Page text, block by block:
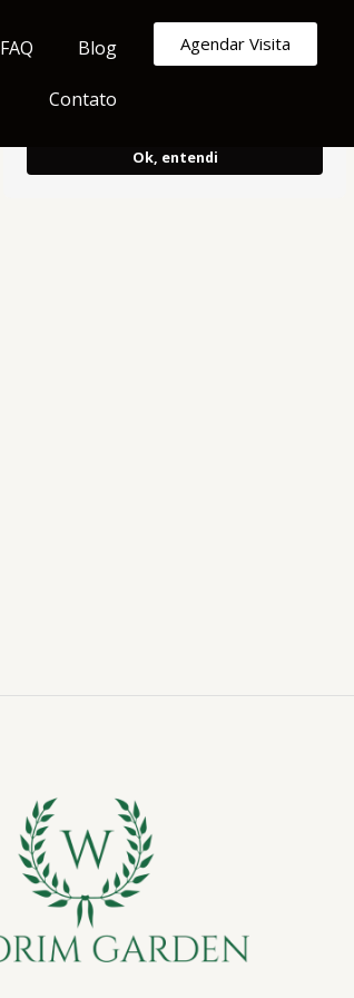
Armazenamos cookies para melhorar e
personalizar sua experiência de
navegação.
com o uso do mesmo.
Ok, entendi
FAQ Blog
Contato
Agendar Visita